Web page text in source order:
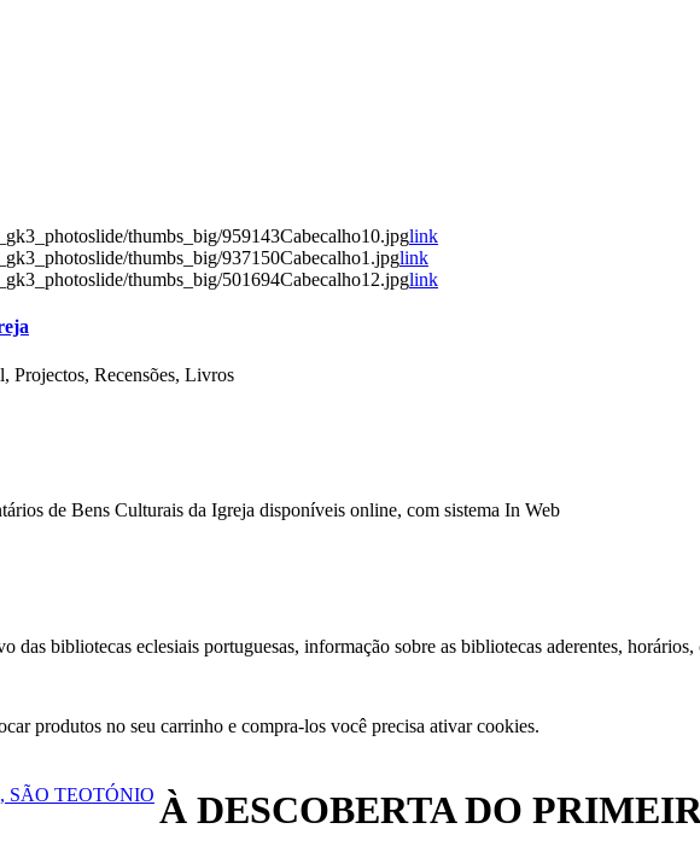
thumbs_big/959143Cabecalho10.jpglink
thumbs_big/937150Cabecalho1.jpglink
thumbs_big/501694Cabecalho12.jpglink
Projectos, Recensões, Livros
de Bens Culturais da Igreja disponíveis online, com sistema In Web
bibliotecas eclesiais portuguesas, informação sobre as bibliotecas aderentes, horários,
produtos no seu carrinho e compra-los você precisa ativar cookies.
À DESCOBERTA DO